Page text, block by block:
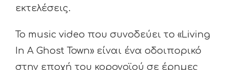
εκτελέσεις.
Το music video που συνοδεύει το «Living
In A Ghost Town» είναι ένα οδοιπορικό
στην εποχή του κορονοϊού σε έρημες